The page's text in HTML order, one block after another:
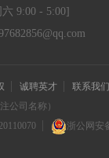
9:00 - 5:00]
诚聘英才 联系我们
公司名称）
浙公网安